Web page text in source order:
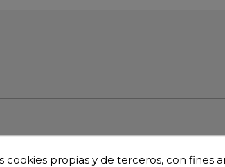
cookies propias y de terceros, con fines